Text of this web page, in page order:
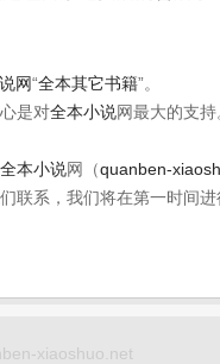
网“全本其它书籍”。
是对全本小说网最大的支持
全本小说网（quanben-
联系，我们将在第一时间进
xiaoshuo.net